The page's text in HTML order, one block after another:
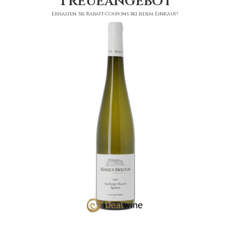
Erhalten Sie Rabatt-Coupons bei jedem Einkauf!